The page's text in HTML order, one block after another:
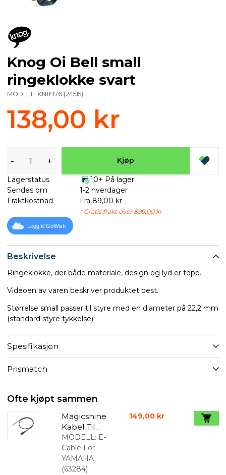
Beskrivelse
Ringeklokke, der både materiale, design og lyd er topp.
Videoen av varen beskriver produktet best.
Størrelse small passer til styre med en diameter på 22,2 mm
(standard styre tykkelse).
Spesifikasjon
Prismatch
Knog Oi Bell small
ringeklokke svart
MODELL: KN11976 (24515)
138,00 kr
- + Kjøp
Lagerstatus
10+ På lager
Sendes om
1-2 hverdager
Fraktkostnad
Fra 89,00 kr
* Gratis frakt over 899,00 kr
Legg til GoWish
Ofte kjøpt sammen
Magicshine
Kabel Til
Yamaha El-
sykkel
MODELL: E-
Cable For
YAMAHA
(63284)
149,00 kr